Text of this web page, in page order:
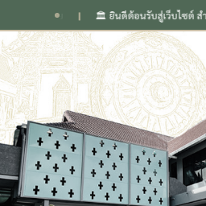
🏛️ ยินดีต้อนรับสู่เว็บไซต์ สำนักงานเท